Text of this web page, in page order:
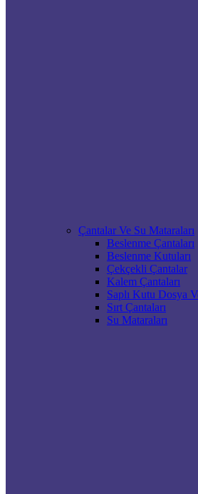
Çantalar Ve Su Mataraları
Beslenme Çantaları
Beslenme Kutuları
Çekçekli Çantalar
Kalem Çantaları
Saplı Kutu Dosya
Sırt Çantaları
Su Mataraları